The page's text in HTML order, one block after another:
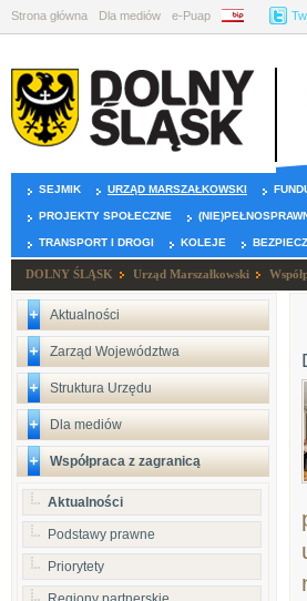
Strona główna Dla mediów e-Puap BIP
SEJMIK URZĄD MARSZAŁKOWSKI
PROJEKTY SPOŁECZNE
TRANSPORT I DROGI KOLEJE
DOLNY ŚLĄSK Urząd Marszałkowski
Aktualności
Zarząd Województwa
Struktura Urzędu
Dla mediów
Współpraca z zagranicą
Aktualności
Podstawy prawne
Priorytety